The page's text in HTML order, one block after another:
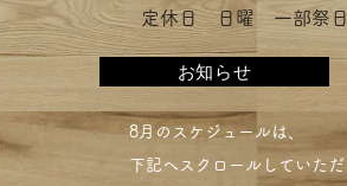
​定休日 日曜 一部祭日
お知らせ
​8月のスケジュールは、
下記へスクロールしていただ